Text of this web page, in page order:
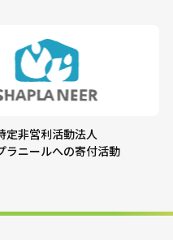
定非営利活動法人
ラニールへの寄付活動